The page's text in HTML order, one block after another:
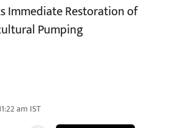
Immediate Restoration of
Pumping
am IST